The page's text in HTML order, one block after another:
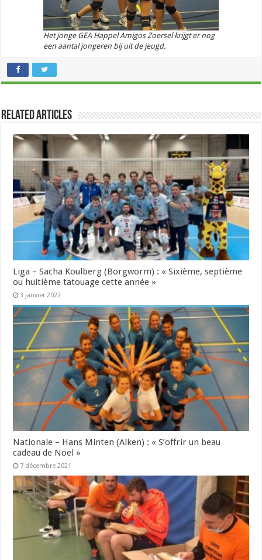
Het jonge GEA Happel Amigos Zoersel krijgt er nog
een aantal jongeren bij uit de jeugd.
Related Articles
Liga – Sacha Koulberg (Borgworm) : « Sixième, septième
ou huitième tatouage cette année »
3 janvier 2022
Nationale – Hans Minten (Alken) : « S’offrir un beau
cadeau de Noël »
7 décembre 2021